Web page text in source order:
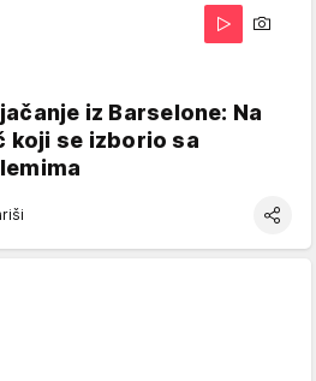
iz Barselone: Na
koji se izborio sa